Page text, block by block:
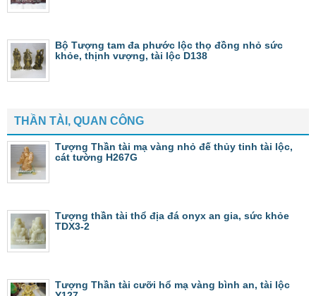
Bộ Tượng tam đa phước lộc thọ đồng nhỏ sức
khỏe, thịnh vượng, tài lộc D138
THẦN TÀI, QUAN CÔNG
Tượng Thần tài mạ vàng nhỏ đế thủy tinh tài lộc,
cát tường H267G
Tượng thần tài thổ địa đá onyx an gia, sức khỏe
TDX3-2
Tượng Thần tài cưỡi hổ mạ vàng bình an, tài lộc